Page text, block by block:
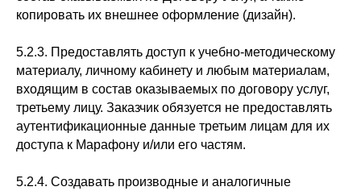
копировать их внешнее оформление (дизайн).
5.2.3. Предоставлять доступ к учебно-методическому
материалу, личному кабинету и любым материалам,
входящим в состав оказываемых по договору услуг,
третьему лицу. Заказчик обязуется не предоставлять
аутентификационные данные третьим лицам для их
доступа к Марафону и/или его частям.
5.2.4. Создавать производные и аналогичные